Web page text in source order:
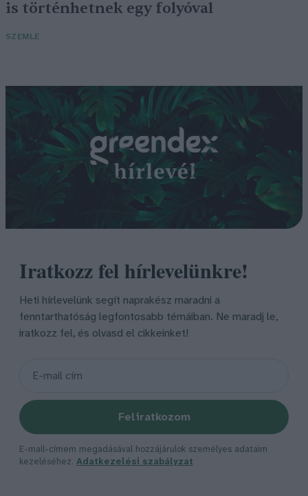
is történhetnek egy folyóval
SZEMLE
Iratkozz fel hírlevelünkre!
Heti hírlevelünk segít naprakész maradni a
fenntarthatóság legfontosabb témáiban. Ne maradj le,
iratkozz fel, és olvasd el cikkeinket!
Feliratkozom
E-mail-címem megadásával hozzájárulok személyes adataim
kezeléséhez. Adatkezelési szabályzat